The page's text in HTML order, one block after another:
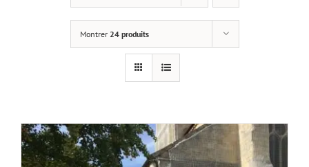
Montrer 24 produits